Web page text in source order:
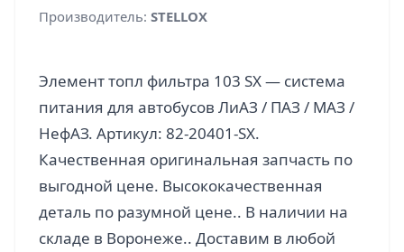
Производитель: STELLOX
Элемент топл фильтра 103 SX — система
питания для автобусов ЛиАЗ / ПАЗ / МАЗ /
НефАЗ. Артикул: 82-20401-SX.
Качественная оригинальная запчасть по
выгодной цене. Высококачественная
деталь по разумной цене.. В наличии на
складе в Воронеже.. Доставим в любой